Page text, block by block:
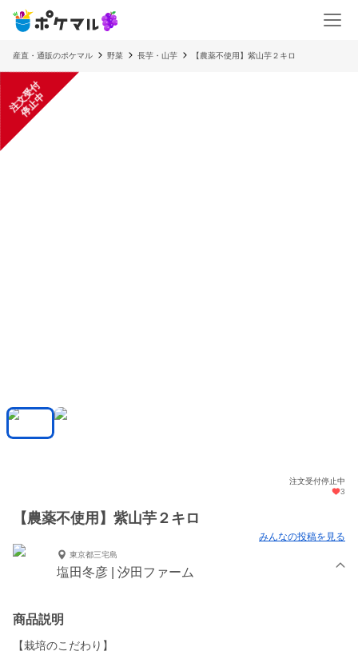
産直・通販のポケマル 野菜 長芋・山芋 【農薬不使用】紫山芋２キロ
注
文
受
付
停
止
中
注文受付停止中
3
【農薬不使用】紫山芋２キロ
みんなの投稿を見る
東京都三宅島
塩田冬彦 | 汐田ファーム
商品説明
【栽培のこだわり】